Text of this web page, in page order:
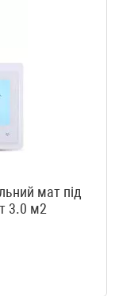
мат під
3.0 м2